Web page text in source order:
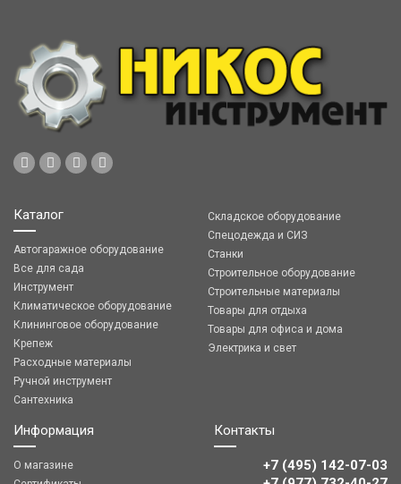
Каталог
Автогаражное оборудование
Все для сада
Инструмент
Климатическое оборудование
Клининговое оборудование
Крепеж
Расходные материалы
Ручной инструмент
Сантехника
Складское оборудование
Спецодежда и СИЗ
Станки
Строительное оборудование
Строительные материалы
Товары для отдыха
Товары для офиса и дома
Электрика и свет
Информация
О магазине
Контакты
+7 (495) 142-07-03